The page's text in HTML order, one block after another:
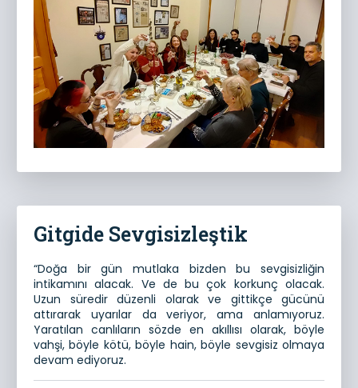
Gitgide Sevgisizleştik
“Doğa bir gün mutlaka bizden bu sevgisizliğin
intikamını alacak. Ve de bu çok korkunç olacak.
Uzun süredir düzenli olarak ve gittikçe gücünü
attırarak uyarılar da veriyor, ama anlamıyoruz.
Yaratılan canlıların sözde en akıllısı olarak, böyle
vahşi, böyle kötü, böyle hain, böyle sevgisiz olmaya
devam ediyoruz.